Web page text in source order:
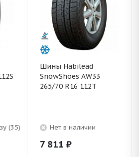
(35)
Шины Habilead
SnowShoes AW33
265/70 R16 112T
Нет в наличии
7 811 ₽